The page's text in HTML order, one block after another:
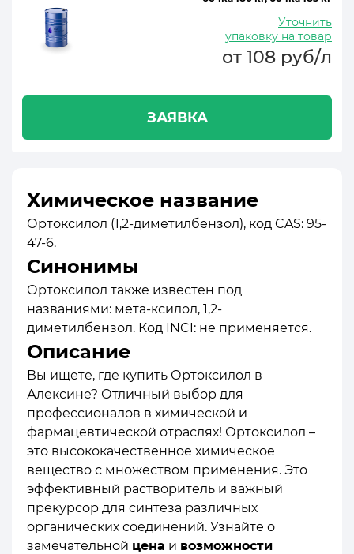
Уточнить
упаковку на товар
от 108 руб/л
ЗАЯВКА
Химическое название
Ортоксилол (1,2-диметилбензол), код CAS: 95-
47-6.
Синонимы
Ортоксилол также известен под
названиями: мета-ксилол, 1,2-
диметилбензол. Код INCI: не применяется.
Описание
Вы ищете, где купить Ортоксилол в
Алексине? Отличный выбор для
профессионалов в химической и
фармацевтической отраслях! Ортоксилол –
это высококачественное химическое
вещество с множеством применения. Это
эффективный растворитель и важный
прекурсор для синтеза различных
органических соединений. Узнайте о
замечательной цена и возможности